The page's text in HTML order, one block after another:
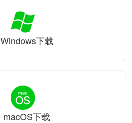
Windows下载
macOS下载